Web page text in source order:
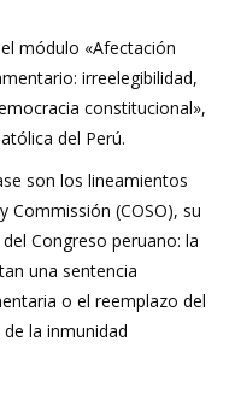
módulo «Afectación
irreelegibilidad,
constitucional»,
del Perú.
son los lineamientos
(COSO), su
Congreso peruano: la
una sentencia
o el reemplazo del
la inmunidad